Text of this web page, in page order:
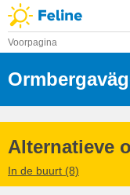
Voorpagina
Alternatieve
In de buurt (8)